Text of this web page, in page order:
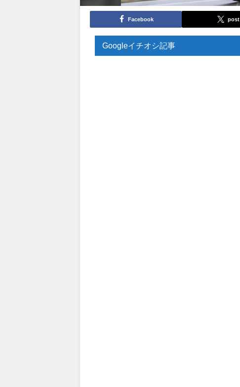
Facebook post
Googleイチオシ記事